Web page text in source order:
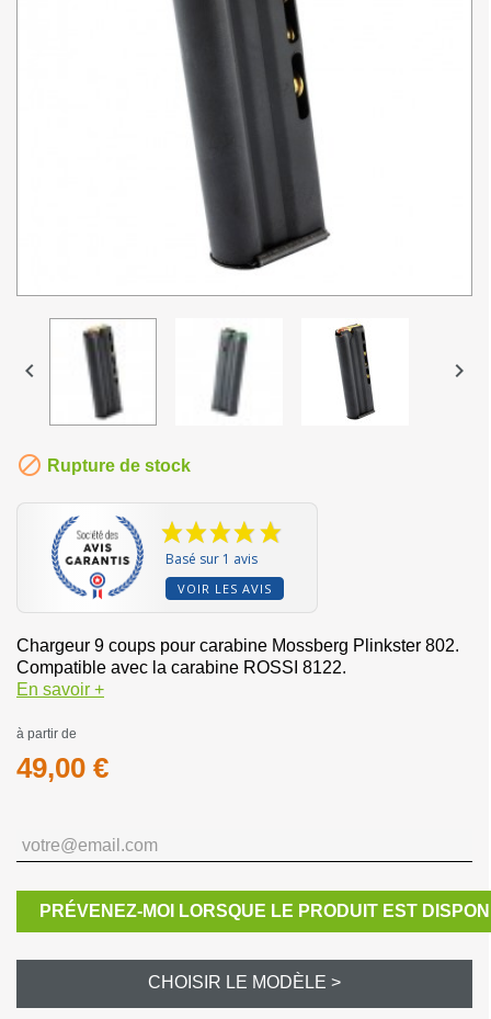
 
 Rupture de stock
Basé sur 1 avis
VOIR LES AVIS
Chargeur 9 coups pour carabine Mossberg Plinkster 802.
Compatible avec la carabine ROSSI 8122.
En savoir +
à partir de
49,00 €
PRÉVENEZ-MOI LORSQUE LE PRODUIT EST
CHOISIR LE MODÈLE >